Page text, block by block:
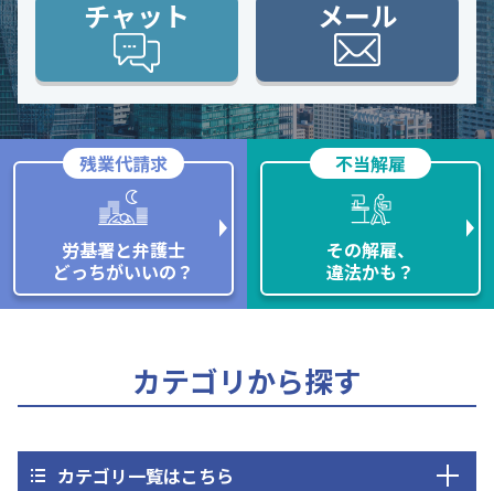
チャット メール
残業代請求
労基署と弁護士
どっちがいいの？
不当解雇
その解雇、
違法かも？
カテゴリから探す
カテゴリ一覧はこちら